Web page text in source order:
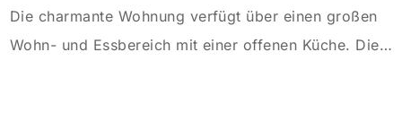
Die charmante Wohnung verfügt über einen großen
Wohn- und Essbereich mit einer offenen Küche. Die